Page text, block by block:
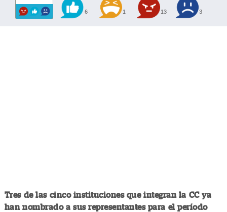
6 1 13 3
Tres de las cinco instituciones que integran la CC ya
han nombrado a sus representantes para el período